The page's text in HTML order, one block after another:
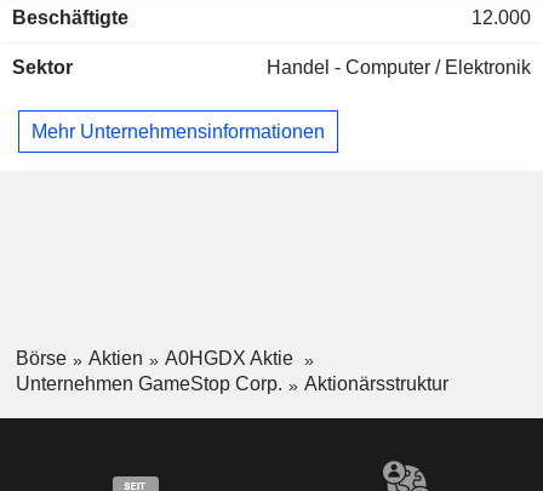
Technologie liegt. Das Unternehmen verfügt über insgesamt
Vereinigten Staaten, 308 in Europa und 300 in Australien.
hauptsächlich unter den Namen GameStop, EB Games und
Micromania betrieben. Zu den Segmenten Australien und
Beschäftigte 12.000
Sektor Handel - Computer / Elektronik
Mehr Unternehmensinformationen
Börse Aktien
A0HGDX Aktie
Unternehmen GameStop Corp.
Aktionärsstruktur